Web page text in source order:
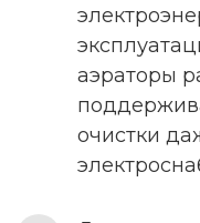
аэраторы
очистки